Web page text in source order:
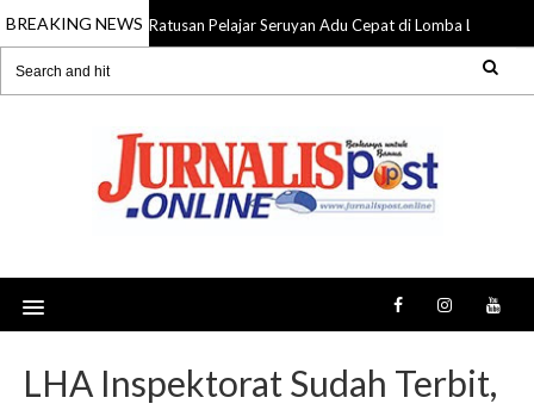
BREAKING NEWS
09 Aug 2026 Ratusan Pelajar Seruyan Adu Cepat di Lomba Lari 5K
LHA Inspektorat Sudah Terbit,